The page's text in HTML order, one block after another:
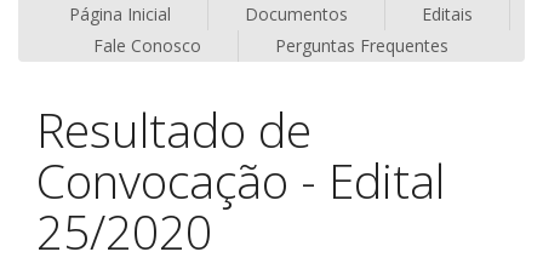
Página Inicial
Documentos
Editais
Fale Conosco
Perguntas Frequentes
Resultado de
Convocação - Edital
25/2020